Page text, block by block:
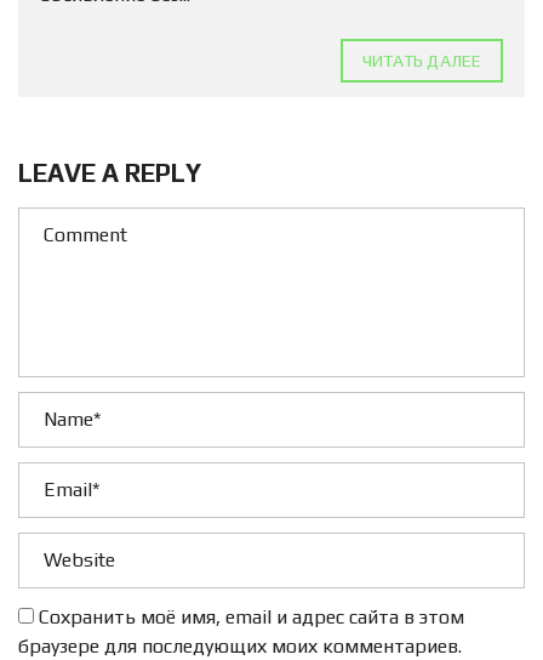
ЧИТАТЬ ДАЛЕЕ
LEAVE A REPLY
Сохранить моё имя, email и адрес сайта в этом
браузере для последующих моих комментариев.